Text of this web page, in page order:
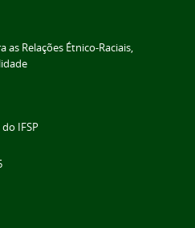
as Relações Étnico-Raciais,
IFSP